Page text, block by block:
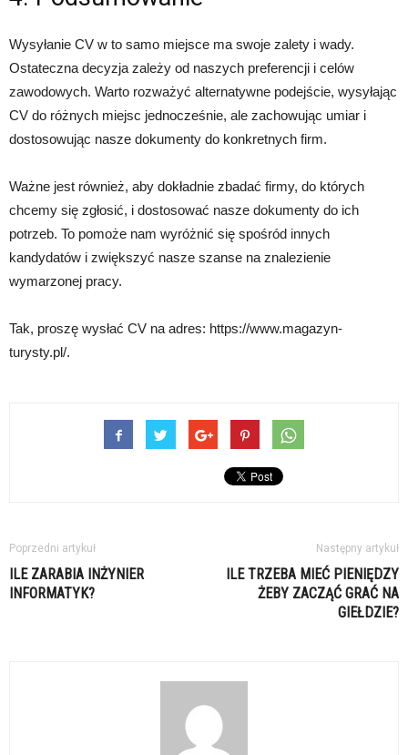
Wysyłanie CV w to samo miejsce ma swoje zalety i wady.
Ostateczna decyzja zależy od naszych preferencji i celów
zawodowych. Warto rozważyć alternatywne podejście, wysyłając
CV do różnych miejsc jednocześnie, ale zachowując umiar i
dostosowując nasze dokumenty do konkretnych firm.
Ważne jest również, aby dokładnie zbadać firmy, do których
chcemy się zgłosić, i dostosować nasze dokumenty do ich
potrzeb. To pomoże nam wyróżnić się spośród innych
kandydatów i zwiększyć nasze szanse na znalezienie
wymarzonej pracy.
Tak, proszę wysłać CV na adres: https://www.magazyn-
turysty.pl/.
Poprzedni artykuł
ILE ZARABIA INŻYNIER
INFORMATYK?
Następny artykuł
ILE TRZEBA MIEĆ PIENIĘDZY
ŻEBY ZACZĄĆ GRAĆ NA
GIEŁDZIE?